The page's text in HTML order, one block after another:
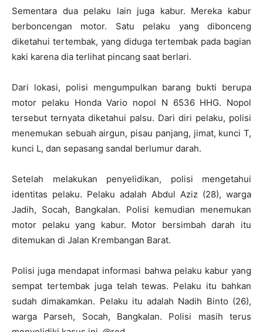
Sementara dua pelaku lain juga kabur. Mereka kabur
berboncengan motor. Satu pelaku yang dibonceng
diketahui tertembak, yang diduga tertembak pada bagian
kaki karena dia terlihat pincang saat berlari.
Dari lokasi, polisi mengumpulkan barang bukti berupa
motor pelaku Honda Vario nopol N 6536 HHG. Nopol
tersebut ternyata diketahui palsu. Dari diri pelaku, polisi
menemukan sebuah airgun, pisau panjang, jimat, kunci T,
kunci L, dan sepasang sandal berlumur darah.
Setelah melakukan penyelidikan, polisi mengetahui
identitas pelaku. Pelaku adalah Abdul Aziz (28), warga
Jadih, Socah, Bangkalan. Polisi kemudian menemukan
motor pelaku yang kabur. Motor bersimbah darah itu
ditemukan di Jalan Krembangan Barat.
Polisi juga mendapat informasi bahwa pelaku kabur yang
sempat tertembak juga telah tewas. Pelaku itu bahkan
sudah dimakamkan. Pelaku itu adalah Nadih Binto (26),
warga Parseh, Socah, Bangkalan. Polisi masih terus